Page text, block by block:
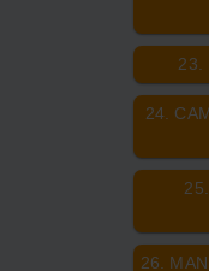
23.
24.
26.